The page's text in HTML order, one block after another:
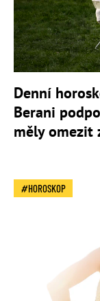
Denní
Berani
měly omezit
HOROSKOP